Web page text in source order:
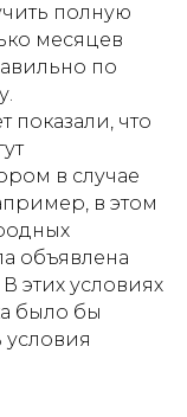
полную
месяцев
по
показали, что
в случае
в этом
объявлена
этих условиях
было бы